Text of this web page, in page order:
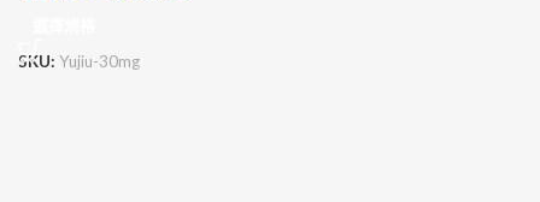
SKU: Yujiu-30mg